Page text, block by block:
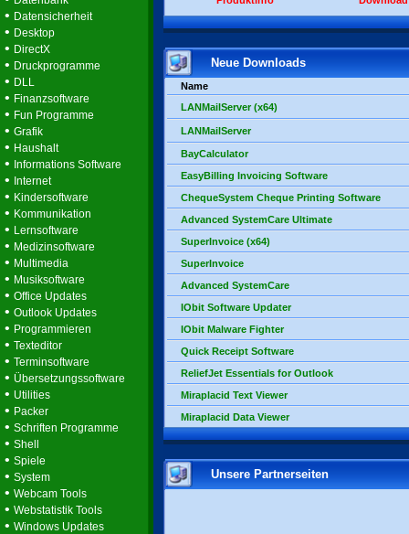
• Datensicherheit
• Desktop
• DirectX
• Druckprogramme
• DLL
• Finanzsoftware
• Fun Programme
• Grafik
• Haushalt
• Informations Software
• Internet
• Kindersoftware
• Kommunikation
• Lernsoftware
• Medizinsoftware
• Multimedia
• Musiksoftware
• Office Updates
• Outlook Updates
• Programmieren
• Texteditor
• Terminsoftware
• Übersetzungssoftware
• Utilities
• Packer
• Schriften Programme
• Shell
• Spiele
• System
• Webcam Tools
• Webstatistik Tools
• Windows Updates
Neue Downloads
Name
LANMailServer (x64)
LANMailServer
BayCalculator
EasyBilling Invoicing Software
ChequeSystem Cheque Printing Software
Advanced SystemCare Ultimate
SuperInvoice (x64)
SuperInvoice
Advanced SystemCare
IObit Software Updater
IObit Malware Fighter
Quick Receipt Software
ReliefJet Essentials for Outlook
Miraplacid Text Viewer
Miraplacid Data Viewer
Unsere Partnerseiten